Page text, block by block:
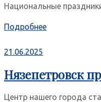
Национальные
Подробнее
21.06.2025
Нязепетровск
Центр нашего города